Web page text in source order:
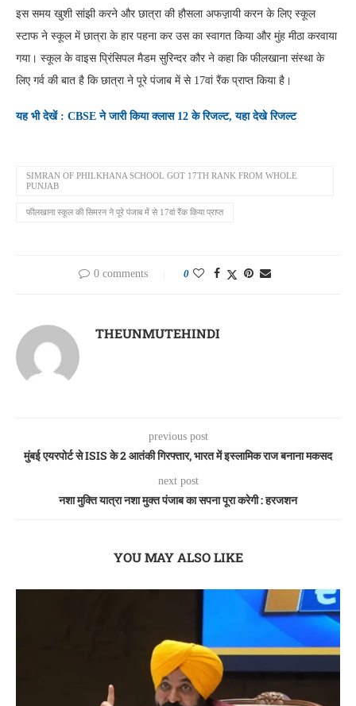
इस समय खुशी सांझी करने और छात्रा की हौसला अफज़़ायी करन के लिए स्कूल
स्टाफ ने स्कूल में छात्रा के हार पहना कर उस का स्वागत किया और मुंह मीठा करवाया
गया। स्कूल के वाइस प्रिंसिपल मैडम सुरिन्दर कौर ने कहा कि फीलखाना संस्था के
लिए गर्व की बात है कि छात्रा ने पूरे पंजाब में से 17वां रैंक प्राप्त किया है।
यह भी देखें : CBSE ने जारी किया क्लास 12 के रिजल्ट, यहा देखे रिजल्ट
SIMRAN OF PHILKHANA SCHOOL GOT 17TH RANK FROM WHOLE
PUNJAB
फीलखाना स्कूल की सिमरन ने पूरे पंजाब में से 17वां रैंक किया प्राप्त
0 comments 0
THEUNMUTEHINDI
previous post
मुंबई एयरपोर्ट से ISIS के 2 आतंकी गिरफ्तार, भारत में इस्लामिक राज बनाना मकसद
next post
नशा मुक्ति यात्रा नशा मुक्त पंजाब का सपना पूरा करेगी : हरजशन
YOU MAY ALSO LIKE